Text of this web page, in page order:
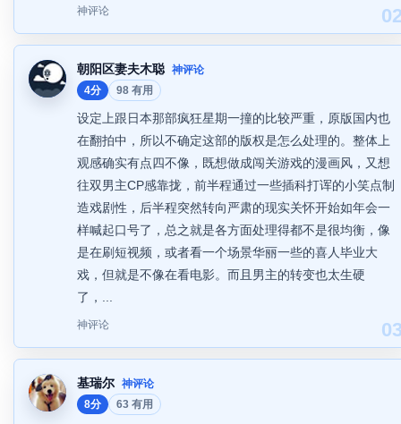
神评论
朝阳区妻夫木聪 神评论
4分
98 有用
设定上跟日本那部疯狂星期一撞的比较严重，原版国内也
在翻拍中，所以不确定这部的版权是怎么处理的。整体上
观感确实有点四不像，既想做成闯关游戏的漫画风，又想
往双男主CP感靠拢，前半程通过一些插科打诨的小笑点制
造戏剧性，后半程突然转向严肃的现实关怀开始如年会一
样喊起口号了，总之就是各方面处理得都不是很均衡，像
是在刷短视频，或者看一个场景华丽一些的喜人毕业大
戏，但就是不像在看电影。而且男主的转变也太生硬
了，...
神评论
基瑞尔 神评论
8分
63 有用